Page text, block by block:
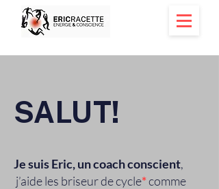
SALUT!
Je suis Eric,un coach conscient,
j’aide les briseur de cycle*comme